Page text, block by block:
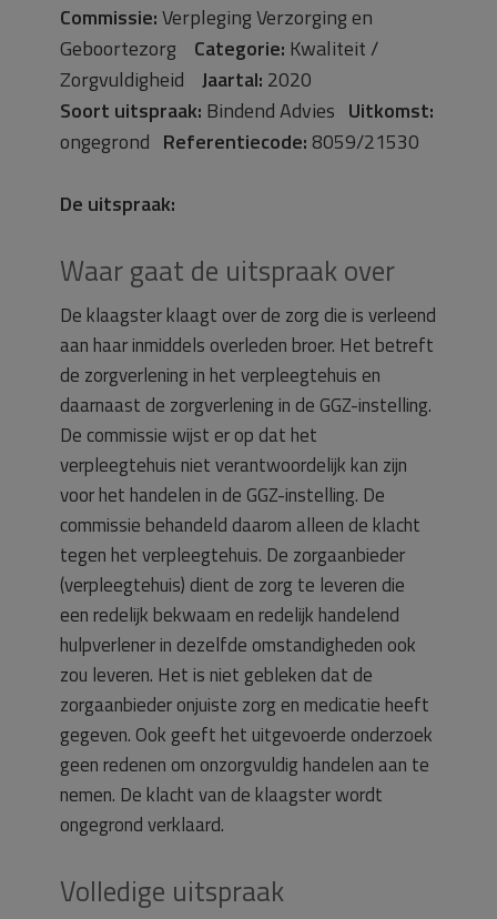
Commissie:Verpleging Verzorging en
Geboortezorg Categorie: Kwaliteit /
Zorgvuldigheid Jaartal: 2020
Soort uitspraak: Bindend Advies Uitkomst:
ongegrond Referentiecode:8059/21530
De uitspraak:
Waar gaat de uitspraak over
De klaagster klaagt over de zorg die is verleend
aan haar inmiddels overleden broer. Het betreft
de zorgverlening in het verpleegtehuis en
daarnaast de zorgverlening in de GGZ-instelling.
De commissie wijst er op dat het
verpleegtehuis niet verantwoordelijk kan zijn
voor het handelen in de GGZ-instelling. De
commissie behandeld daarom alleen de klacht
tegen het verpleegtehuis. De zorgaanbieder
(verpleegtehuis) dient de zorg te leveren die
een redelijk bekwaam en redelijk handelend
hulpverlener in dezelfde omstandigheden ook
zou leveren. Het is niet gebleken dat de
zorgaanbieder onjuiste zorg en medicatie heeft
gegeven. Ook geeft het uitgevoerde onderzoek
geen redenen om onzorgvuldig handelen aan te
nemen. De klacht van de klaagster wordt
ongegrond verklaard.
Volledige uitspraak